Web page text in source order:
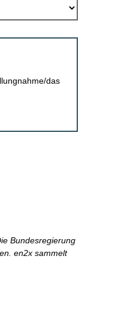
das
Bundesregierung
en2x sammelt